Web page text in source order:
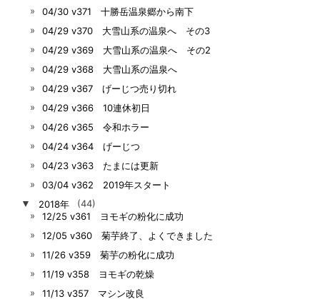
04/30 v371 十勝岳温泉郷から南下
04/29 v370 大雪山系の温泉へ その3
04/29 v369 大雪山系の温泉へ その2
04/29 v368 大雪山系の温泉へ
04/29 v367 げーじつ売り切れ
04/29 v366 10連休初日
04/26 v365 令和ホラー
04/24 v364 げーじつ
04/23 v363 たまには更新
03/04 v362 2019年スタート
▼
2018年
(44)
12/25 v361 ヨモギの粉化に成功
12/05 v360 菊芋終了、よくできました
11/26 v359 菊芋の粉化に成功
11/19 v358 ヨモギの乾燥
11/13 v357 マシン改良